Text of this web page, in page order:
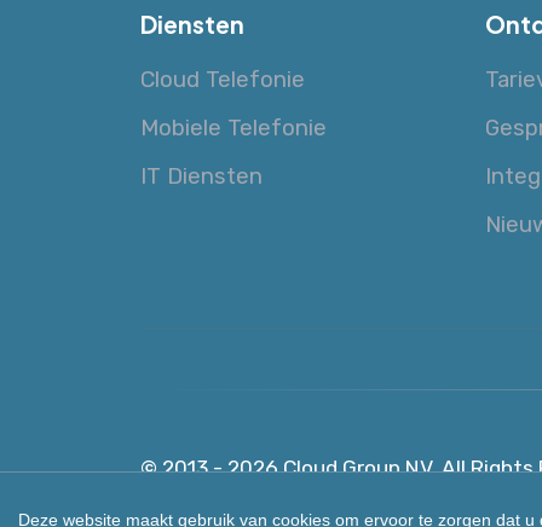
Deze website maakt gebruik van cookies om ervoor te zorgen dat
Diensten
Cloud Telefonie
Mobiele Telefonie
IT Diensten
© 2013 - 2026 Cloud Group NV.All Rights